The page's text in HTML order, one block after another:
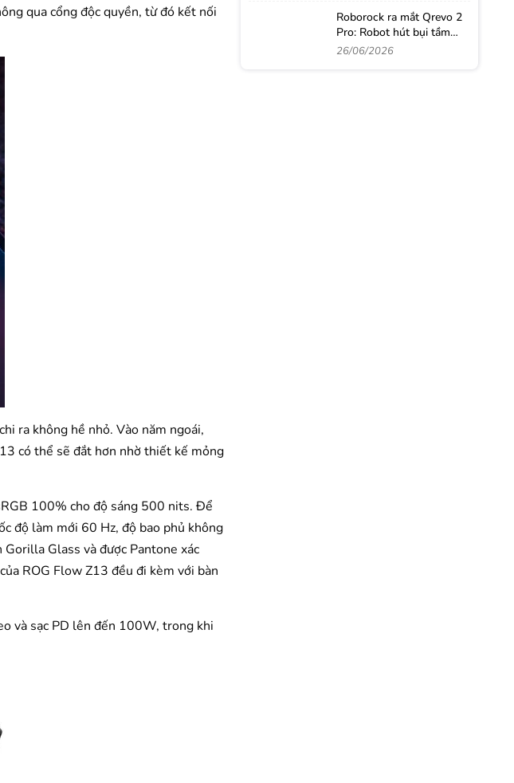
qua cổng độc quyền, từ đó kết nối
ra không hề nhỏ. Vào năm ngoái,
có thể sẽ đắt hơn nhờ thiết kế mỏng
100% cho độ sáng 500 nits. Để
độ làm mới 60 Hz, độ bao phủ không
Glass và được Pantone xác
ROG Flow Z13 đều đi kèm với bàn
và sạc PD lên đến 100W, trong khi
Roborock ra mắt Qrevo 2
Pro: Robot hút bụi tầm
trung với loạt công nghệ
26/06/2026